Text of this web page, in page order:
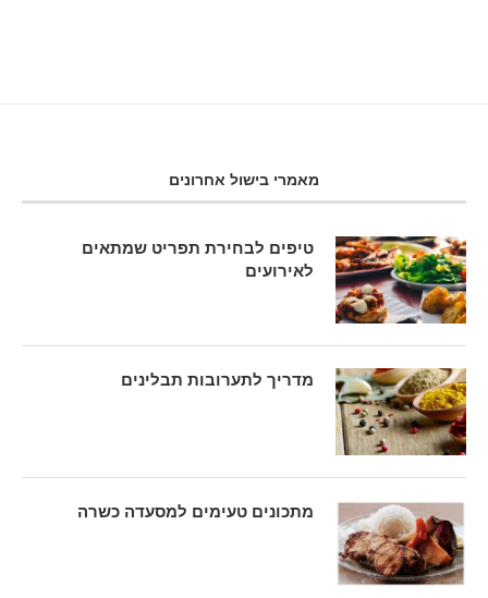
מאמרי בישול אחרונים
טיפים לבחירת תפריט שמתאים
לאירועים
מדריך לתערובות תבלינים
מתכונים טעימים למסעדה כשרה